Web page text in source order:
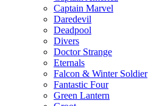
Captain Marvel
Daredevil
Deadpool
Divers
Doctor Strange
Eternals
Falcon & Winter Soldier
Fantastic Four
Green Lantern